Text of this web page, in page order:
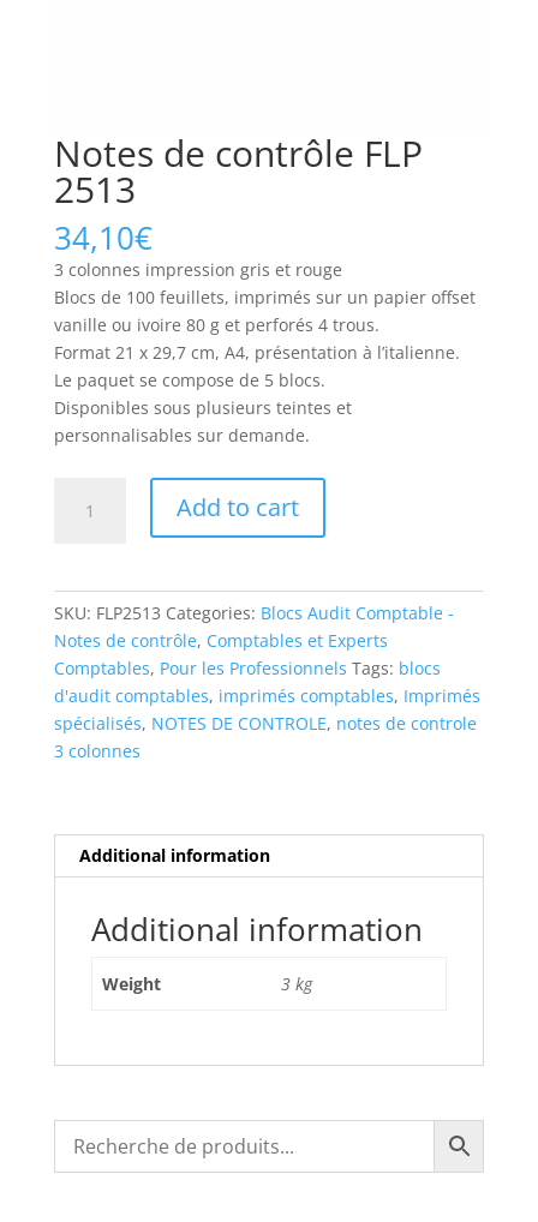
Notes de contrôle FLP
2513
34,10€
3 colonnes impression gris et rouge
Blocs de 100 feuillets, imprimés sur un papier offset
vanille ou ivoire 80 g et perforés 4 trous.
Format 21 x 29,7 cm, A4, présentation à l’italienne.
Le paquet se compose de 5 blocs.
Disponibles sous plusieurs teintes et
personnalisables sur demande.
Add to cart
SKU: FLP2513 Categories: Blocs Audit Comptable -
Notes de contrôle, Comptables et Experts
Comptables, Pour les Professionnels Tags: blocs
d'audit comptables, imprimés comptables, Imprimés
spécialisés, NOTES DE CONTROLE, notes de controle
3 colonnes
Additional information
Additional information
Weight 3 kg